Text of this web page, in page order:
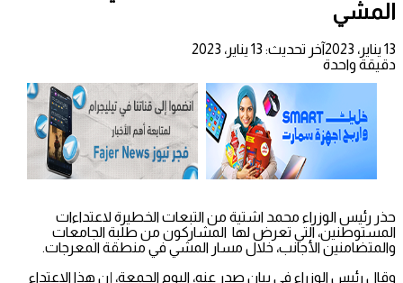
المشي
13 يناير، 2023
آخر تحديث: 13 يناير، 2023
دقيقة واحدة
حذر رئيس الوزراء محمد اشتية من التبعات الخطيرة لاعتداءات
المستوطنين، التي تعرض لها المشاركون من طلبة الجامعات
والمتضامنين الأجانب، خلال مسار المشي في منطقة المعرجات.
وقال رئيس الوزراء في بيان صدر عنه، اليوم الجمعة، إن هذا الاعتداء